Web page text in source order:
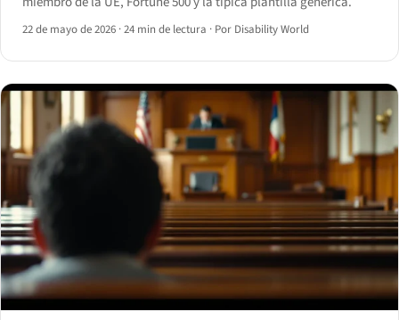
22 de mayo de 2026 ·24 min de lectura · Por Disability World